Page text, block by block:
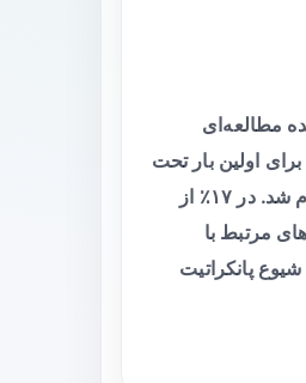
مطالعه‌ای
که برای اولین بار تحت
ERCP قرار گرفتند انجام شد. در ۱۷٪ از
مرتبط با
پانکراتیت